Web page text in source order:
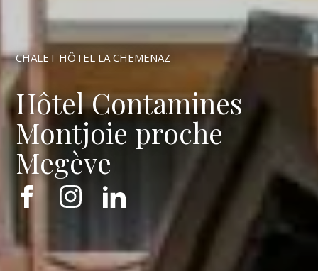
CHALET HÔTEL LA CHEMENAZ
Hôtel Contamines
Montjoie proche
Megève